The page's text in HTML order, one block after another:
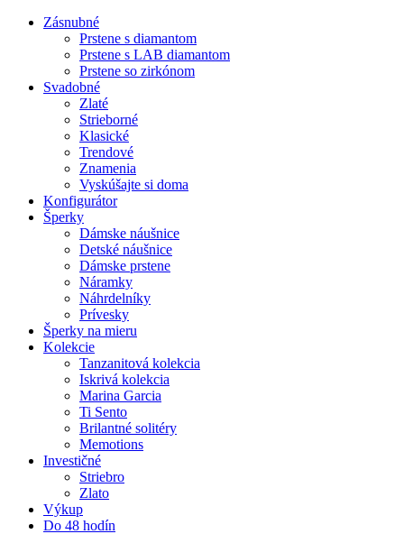
Zásnubné
Prstene s diamantom
Prstene s LAB diamantom
Prstene so zirkónom
Svadobné
Zlaté
Strieborné
Klasické
Trendové
Znamenia
Vyskúšajte si doma
Konfigurátor
Šperky
Dámske náušnice
Detské náušnice
Dámske prstene
Náramky
Náhrdelníky
Prívesky
Šperky na mieru
Kolekcie
Tanzanitová kolekcia
Iskrivá kolekcia
Marina Garcia
Ti Sento
Brilantné solitéry
Memotions
Investičné
Striebro
Zlato
Výkup
Do 48 hodín